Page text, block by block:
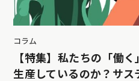
コラム
【特集】私たちの「働
生産しているのか？サス